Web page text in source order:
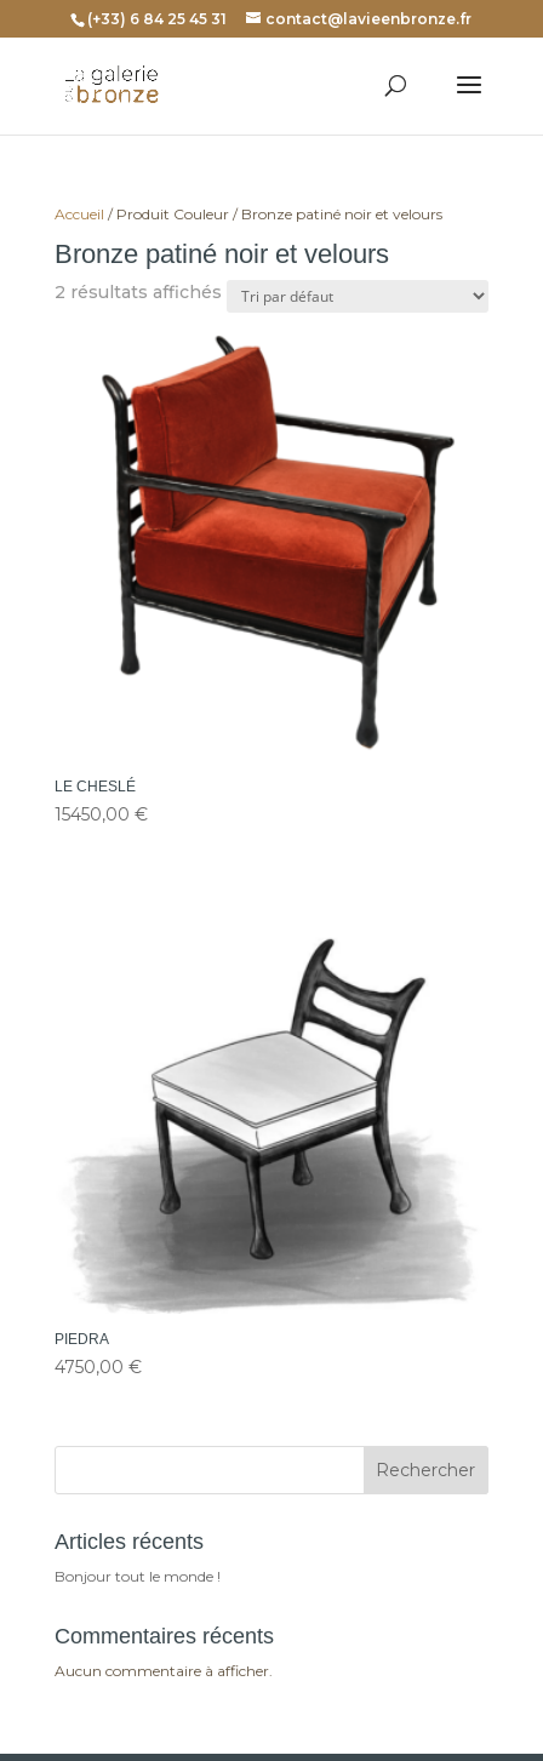
(+33) 6 84 25 45 31 contact@lavieenbronze.fr
Accueil / Produit Couleur / Bronze patiné noir et velours
Bronze patiné noir et velours
2 résultats affichés
LE CHESLÉ
15450,00 €
PIEDRA
4750,00 €
Rechercher
Articles récents
Bonjour tout le monde !
Commentaires récents
Aucun commentaire à afficher.